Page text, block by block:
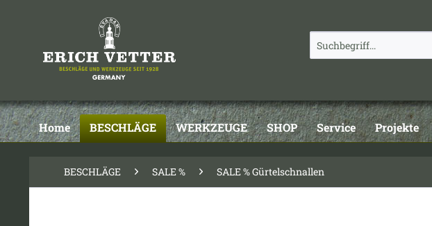
Home BESCHLÄGE WERKZEUGE SHOP Service Projekte
BESCHLÄGE SALE % SALE % Gürtelschnallen